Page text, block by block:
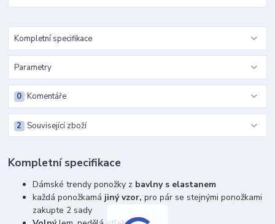
Kompletní specifikace
Parametry
Komentáře
0
Související zboží
2
Kompletní specifikace
Dámské trendy ponožky z bavlny s elastanem
každá ponožkamá jiný vzor, pro pár se stejnými ponožkami
zakupte 2 sady